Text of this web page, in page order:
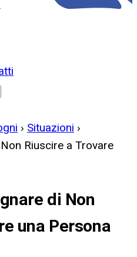
› Situazioni ›
Riuscire a Trovare
di Non
una Persona